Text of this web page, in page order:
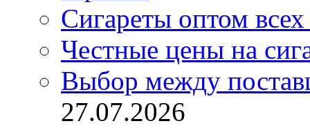
Сигареты оптом
Честные цены на
Выбор между
27.07.2026